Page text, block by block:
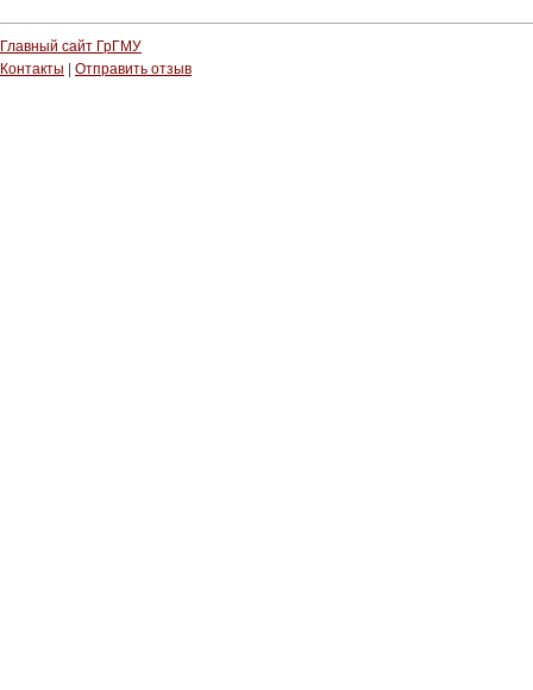
Главный сайт ГрГМУ
Контакты
Отправить отзыв